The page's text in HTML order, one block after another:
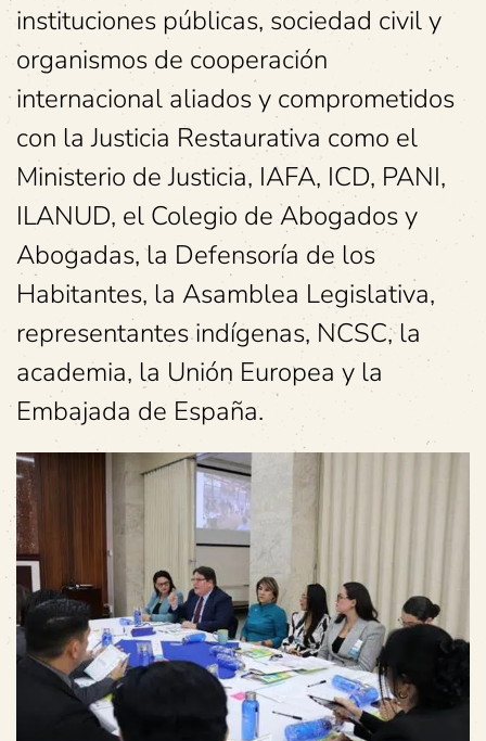
instituciones públicas, sociedad civil y
organismos de cooperación
internacional aliados y comprometidos
con la Justicia Restaurativa como el
Ministerio de Justicia, IAFA, ICD, PANI,
ILANUD, el Colegio de Abogados y
Abogadas, la Defensoría de los
Habitantes, la Asamblea Legislativa,
representantes indígenas, NCSC, la
academia, la Unión Europea y la
Embajada de España.